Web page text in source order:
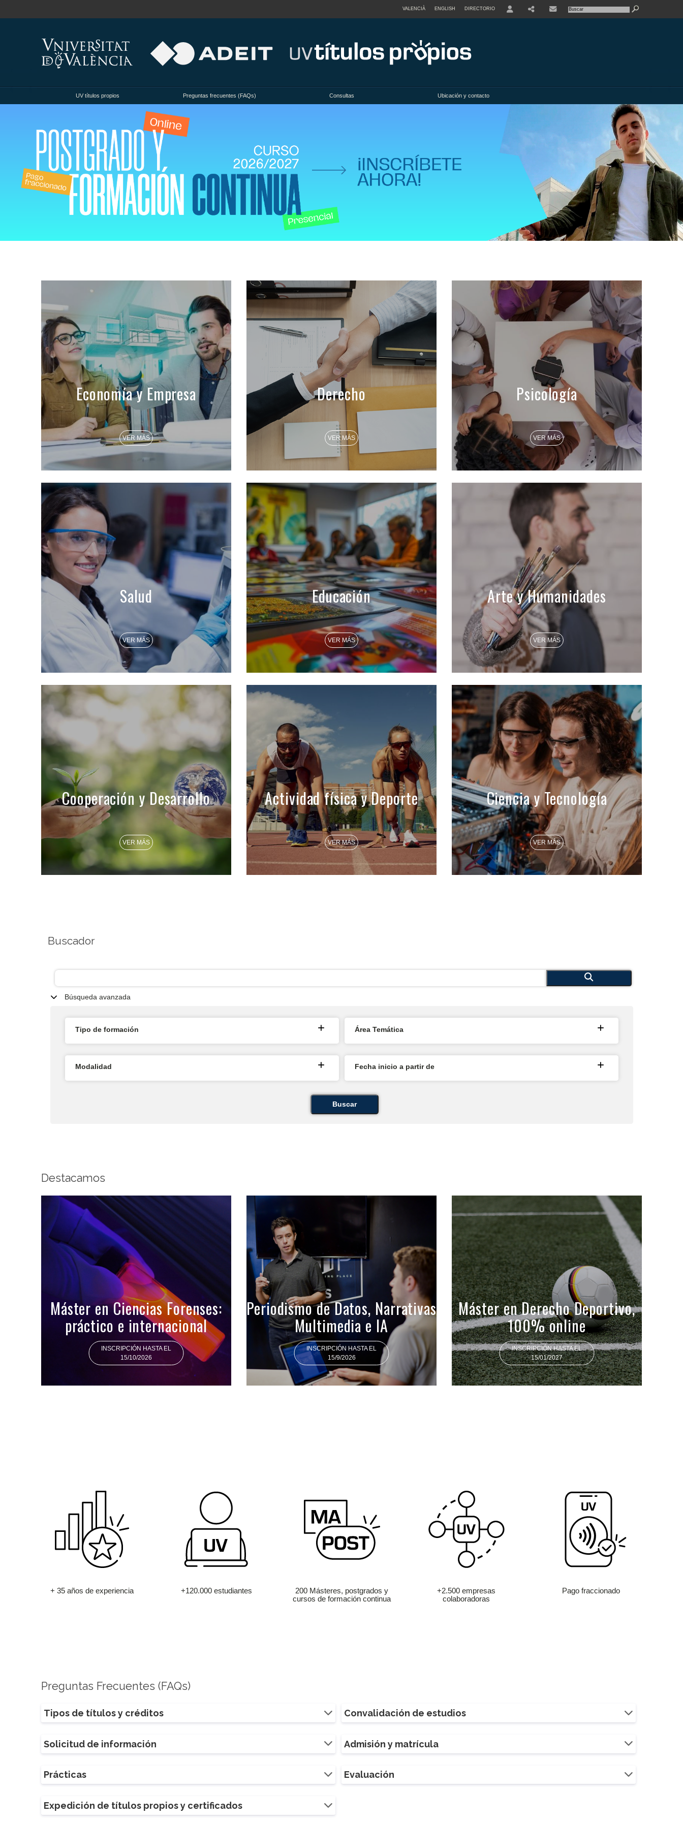
VALENCIÀ ENGLISH DIRECTORIO
UV títulos propios Preguntas frecuentes (FAQs) Consultas Ubicación y contacto
Economía y Empresa
VER MÁS
Derecho
VER MÁS
Psicología
VER MÁS
Salud
VER MÁS
Educación
VER MÁS
Arte y Humanidades
VER MÁS
Cooperación y Desarrollo
VER MÁS
Actividad física y Deporte
VER MÁS
Ciencia y Tecnología
VER MÁS
Buscador
Búsqueda avanzada
Tipo de formación Área Temática
Modalidad Fecha inicio a partir de
Buscar
Destacamos
Máster en Ciencias Forenses:
práctico e internacional
INSCRIPCIÓN HASTA EL
15/10/2026
Periodismo de Datos, Narrativas
Multimedia e IA
INSCRIPCIÓN HASTA EL
15/9/2026
Máster en Derecho Deportivo,
100% online
INSCRIPCIÓN HASTA EL
15/01/2027
+ 35 años de experiencia +120.000 estudiantes
200 Másteres, postgrados y
cursos de formación continua
+2.500 empresas
colaboradoras
Pago fraccionado
Preguntas Frecuentes (FAQs)
Tipos de títulos y créditos Convalidación de estudios
Solicitud de información Admisión y matrícula
Prácticas Evaluación
Expedición de títulos propios y certificados